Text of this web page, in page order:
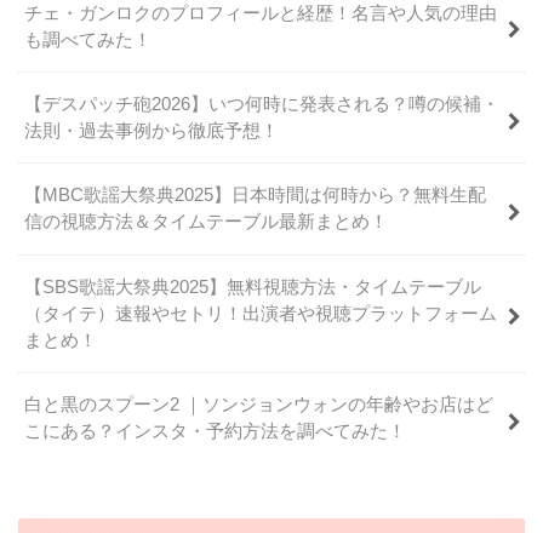
チェ・ガンロクのプロフィールと経歴！名言や人気の理由
も調べてみた！
【デスパッチ砲2026】いつ何時に発表される？噂の候補・
法則・過去事例から徹底予想！
【MBC歌謡大祭典2025】日本時間は何時から？無料生配
信の視聴方法＆タイムテーブル最新まとめ！
【SBS歌謡大祭典2025】無料視聴方法・タイムテーブル
（タイテ）速報やセトリ！出演者や視聴プラットフォーム
まとめ！
白と黒のスプーン2 ｜ソンジョンウォンの年齢やお店はど
こにある？インスタ・予約方法を調べてみた！